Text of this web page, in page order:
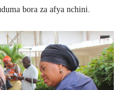
bora za afya nchini.